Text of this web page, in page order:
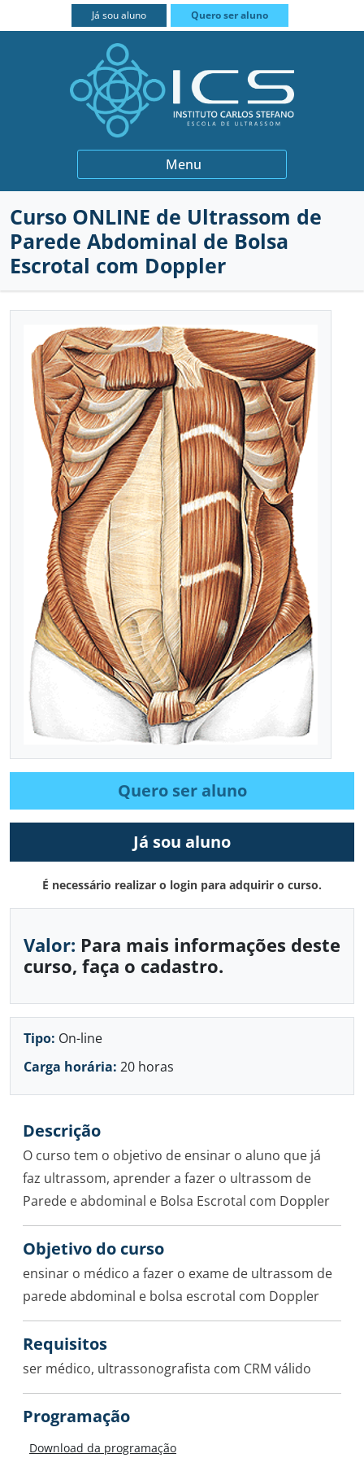
Já sou aluno Quero ser aluno
Menu
FECHAR
INSTITUCIONAL
QUEM SOMOS
PROFESSORES
CURSOS
BIÓPSIAS
GINECOLOGIA E OBSTETRÍCIA
MEDICINA INTERNA
MUSCULOESQUELÉTICO
PRÁTICA INTENSIVA
VASCULAR COM DOPPLER
CALENDÁRIO DE CURSOS
CONTATO
Já sou aluno
Curso ONLINE de Ultrassom de
Parede Abdominal de Bolsa
Escrotal com Doppler
Quero ser aluno
Já sou aluno
É necessário realizar o login para adquirir o curso.
Valor: Para mais informações deste
curso, faça o cadastro.
Tipo: On-line
Carga horária: 20 horas
Descrição
O curso tem o objetivo de ensinar o aluno que já
faz ultrassom, aprender a fazer o ultrassom de
Parede e abdominal e Bolsa Escrotal com Doppler
Objetivo do curso
ensinar o médico a fazer o exame de ultrassom de
parede abdominal e bolsa escrotal com Doppler
Requisitos
ser médico, ultrassonografista com CRM válido
Programação
Download da programação